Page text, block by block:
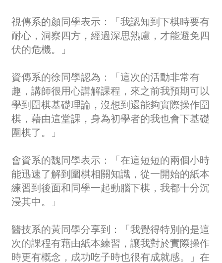
視傳系的顏同學表示：「我認知到下棋時要有
耐心，洞察四方，經過深思熟慮，才能避免四
伏的危機。」
資傳系的徐同學認為：「這次的活動非常有
趣，講師很用心講解課程，來之前我預期可以
學到圍棋基礎理論，沒想到還能夠實際操作圍
棋，藉由這堂課，身為初學者的我也會下基礎
圍棋了。」
會資系的魏同學表示：「在這短短的兩個小時
能迅速了解到圍棋相關知識，從一開始的紙本
練習到後面和同學一起動腦下棋，我都十分沉
浸其中。」
醫技系的黃同學分享到：「我覺得特別的是這
次的課程有藉由紙本練習，讓我對於實際操作
時更有概念，成功吃子時也很有成就感。」 在